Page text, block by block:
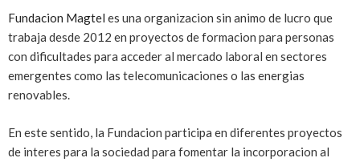
Fundacion Magtel es una organizacion sin animo de lucro que
trabaja desde 2012 en proyectos de formacion para personas
con dificultades para acceder al mercado laboral en sectores
emergentes como las telecomunicaciones o las energias
renovables.
En este sentido, la Fundacion participa en diferentes proyectos
de interes para la sociedad para fomentar la incorporacion al